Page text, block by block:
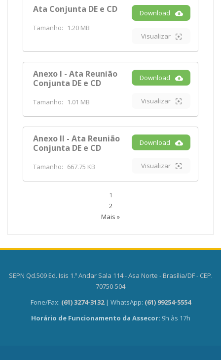
Ata Conjunta DE e CD
Tamanho: 1.20 MB
Download
Visualizar
Anexo I - Ata Reunião
Conjunta DE e CD
Tamanho: 1.01 MB
Download
Visualizar
Anexo II - Ata Reunião
Conjunta DE e CD
Tamanho: 667.75 KB
Download
Visualizar
1
2
Mais »
SEPN Qd.509 Ed. Isis 1.º Andar Sala 114 - Asa Norte - Brasília/DF - CEP.
70750-504
Fone/Fax: (61) 3274-3132 | WhatsApp: (61) 99254-5554
Horário de Funcionamento da Assecor: 9h às 17h